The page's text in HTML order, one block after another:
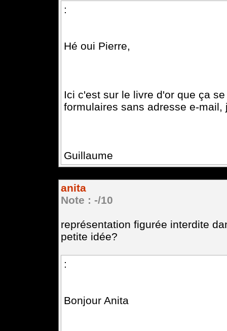
:
Hé oui Pierre,
Ici c'est sur le livre d'or que ça
formulaires sans adresse e-
Guillaume
anita
Note : -/10
représentation figurée interdite
petite idée?
:
Bonjour Anita